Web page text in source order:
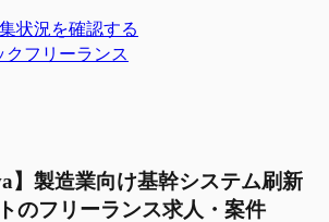
状況を確認する
クフリーランス
】製造業向け基幹システム刷新
のフリーランス求人・案件